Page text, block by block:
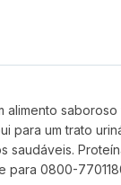
alimento
um trato
para 0800-